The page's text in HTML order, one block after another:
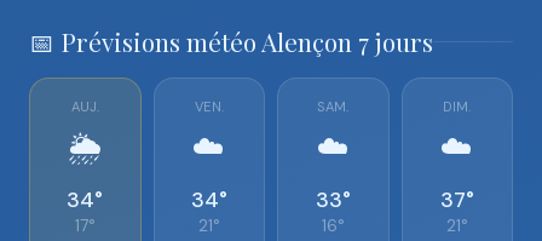
📅 Prévisions météo Alençon 7 jours
AUJ.
🌦️
34°
17°
VEN.
☁️
34°
21°
SAM.
☁️
33°
16°
DIM.
☁️
37°
21°